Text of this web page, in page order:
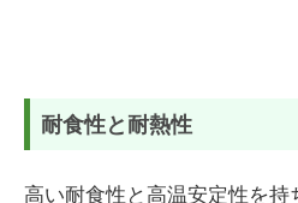
耐食性と耐熱性
高い耐食性と高温安定性を持